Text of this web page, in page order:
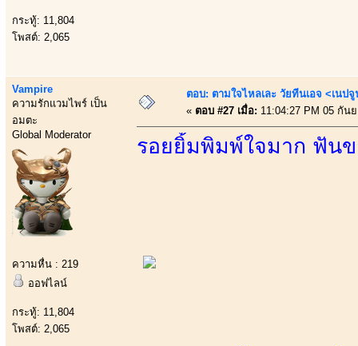
กระทู้: 11,804
โพสต์: 2,065
Vampire
ความรักแวมไพร์ เป็น
อมตะ
Global Moderator
ความหื่น : 219
ออฟไลน์
กระทู้: 11,804
โพสต์: 2,065
ตอบ: ตามใจไหลเละ วัยทีนเอจ <เนป
« ตอบ #27 เมื่อ: 11:04:27 PM 05 กัน
รอยยิ้มพิมพ์ใจมาก ฟันข